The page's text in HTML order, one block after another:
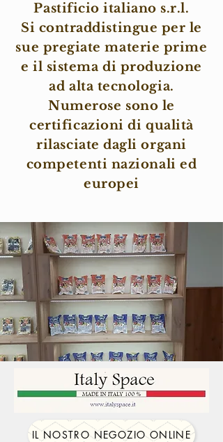
Pastificio italiano s.r.l.
Si contraddistingue per le
sue pregiate materie prime
e il sistema di produzione
ad alta tecnologia.
Numerose sono le
certificazioni di qualità
rilasciate dagli organi
competenti nazionali ed
europei
IL NOSTRO NEGOZIO ONLINE